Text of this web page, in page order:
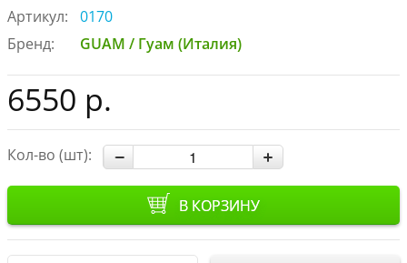
Артикул:
0170
Бренд:
GUAM / Гуам (Италия)
6550 р.
Кол-во (шт):
В КОРЗИНУ